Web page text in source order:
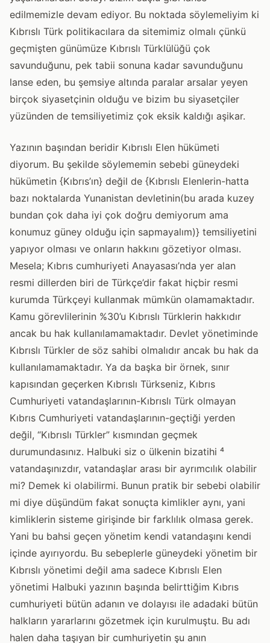
edilmemizle devam ediyor. Bu noktada söylemeliyim ki
Kıbrıslı Türk politikacılara da sitemimiz olmalı çünkü
geçmişten günümüze Kıbrıslı Türklülüğü çok
savunduğunu, pek tabii sonuna kadar savunduğunu
lanse eden, bu şemsiye altında paralar arsalar yeyen
birçok siyasetçinin olduğu ve bizim bu siyasetçiler
yüzünden de temsiliyetimiz çok eksik kaldığı aşikar.
Yazının başından beridir Kıbrıslı Elen hükümeti
diyorum. Bu şekilde söylememin sebebi güneydeki
hükümetin {Kıbrıs’ın} değil de {Kıbrıslı Elenlerin-hatta
bazı noktalarda Yunanistan devletinin(bu arada kuzey
bundan çok daha iyi çok doğru demiyorum ama
konumuz güney olduğu için sapmayalım)} temsiliyetini
yapıyor olması ve onların hakkını gözetiyor olması.
Mesela; Kıbrıs cumhuriyeti Anayasası’nda yer alan
resmi dillerden biri de Türkçe’dir fakat hiçbir resmi
kurumda Türkçeyi kullanmak mümkün olamamaktadır.
Kamu görevlilerinin %30’u Kıbrıslı Türklerin hakkıdır
ancak bu hak kullanılamamaktadır. Devlet yönetiminde
Kıbrıslı Türkler de söz sahibi olmalıdır ancak bu hak da
kullanılamamaktadır. Ya da başka bir örnek, sınır
kapısından geçerken Kıbrıslı Türkseniz, Kıbrıs
Cumhuriyeti vatandaşlarının-Kıbrıslı Türk olmayan
Kıbrıs Cumhuriyeti vatandaşlarının-geçtiği yerden
değil, “Kıbrıslı Türkler” kısmından geçmek
durumundasınız. Halbuki siz o ülkenin bizatihi ⁴
vatandaşınızdır, vatandaşlar arası bir ayrımcılık olabilir
mi? Demek ki olabilirmi. Bunun pratik bir sebebi olabilir
mi diye düşündüm fakat sonuçta kimlikler aynı, yani
kimliklerin sisteme girişinde bir farklılık olmasa gerek.
Yani bu bahsi geçen yönetim kendi vatandaşını kendi
içinde ayırıyordu. Bu sebeplerle güneydeki yönetim bir
Kıbrıslı yönetimi değil ama sadece Kıbrıslı Elen
yönetimi Halbuki yazının başında belirttiğim Kıbrıs
cumhuriyeti bütün adanın ve dolayısı ile adadaki bütün
halkların yararlarını gözetmek için kurulmuştu. Bu adı
halen daha taşıyan bir cumhuriyetin şu anın